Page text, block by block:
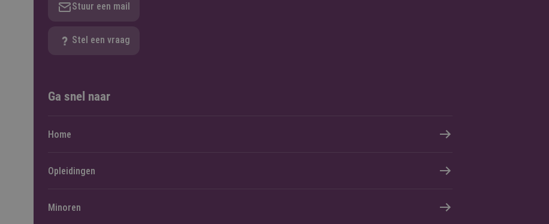
Stuur een mail
Stel een vraag
Ga snel naar
Home
Opleidingen
Minoren